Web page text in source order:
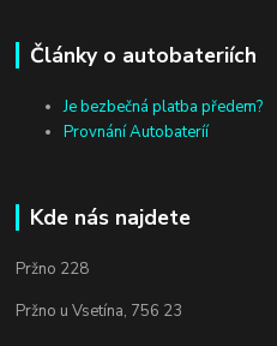
Články o autobateriích
Je bezbečná platba předem?
Provnání Autobateríí
Kde nás najdete
Pržno 228
Pržno u Vsetína, 756 23